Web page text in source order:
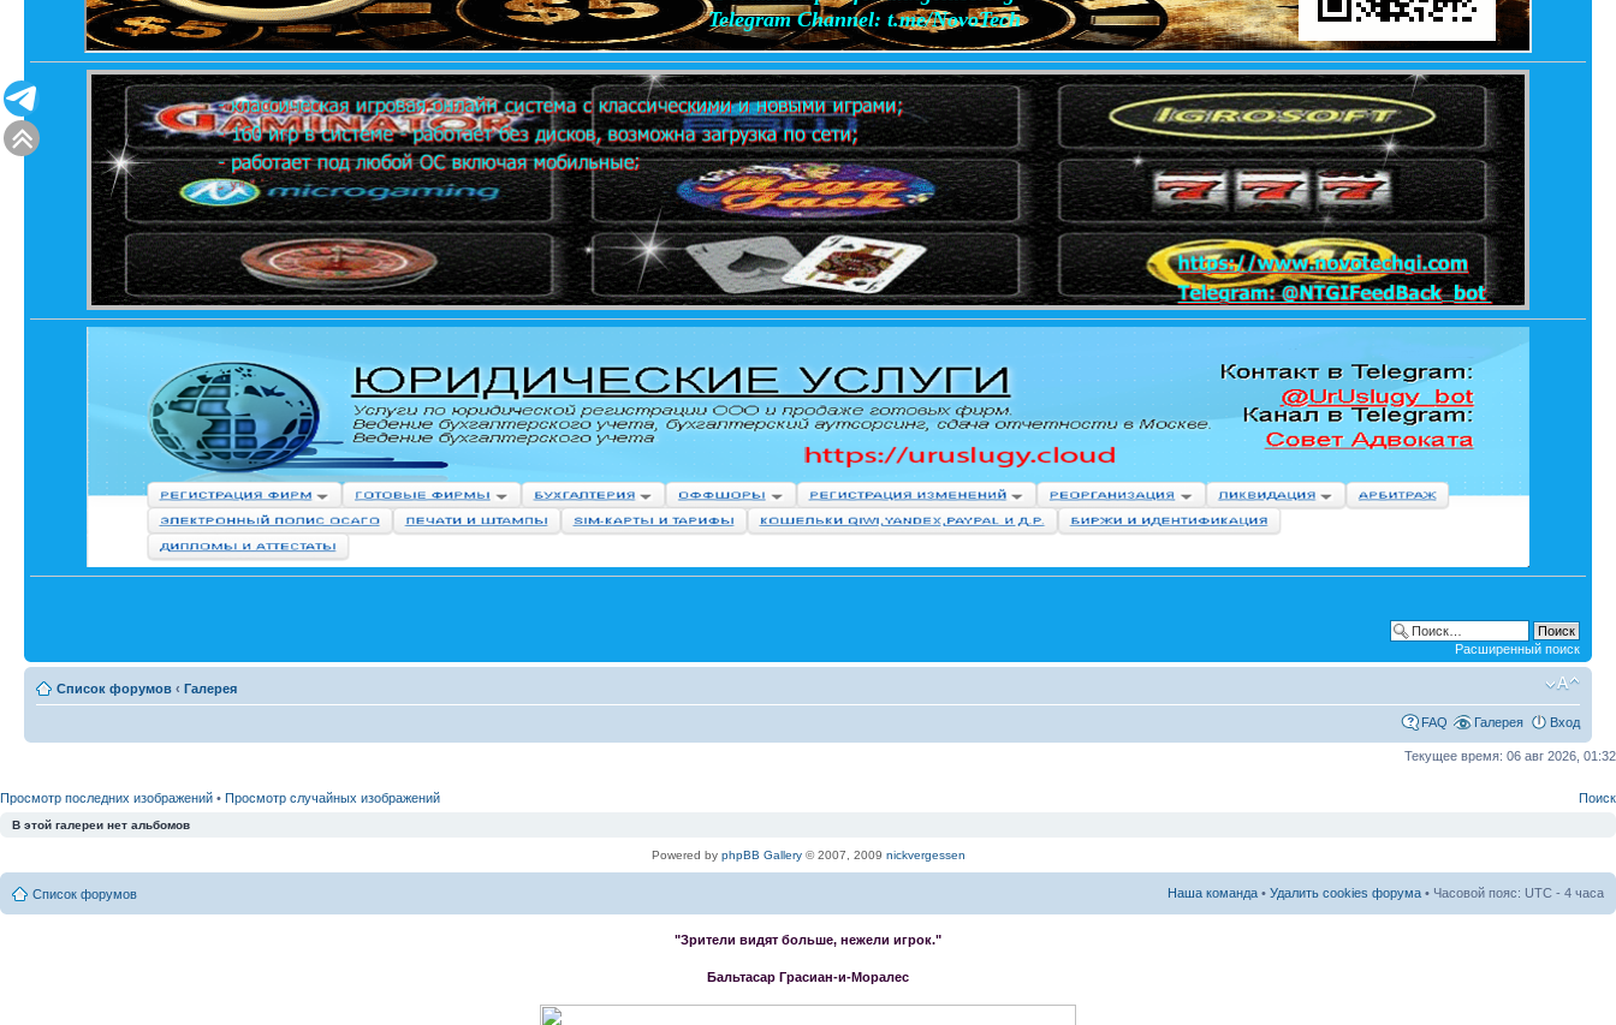
Расширенный поиск
Список форумов ‹ Галерея
FAQ Галерея Вход
Текущее время: 06 авг 2026, 01:32
Просмотр последних изображений • Просмотр случайных изображений Поиск
В этой галереи нет альбомов
Powered by phpBB Gallery© 2007, 2009 nickvergessen
Список форумов Наша команда • Удалить cookies форума • Часовой пояс: UTC - 4 часа
"Зрители видят больше, нежели игрок."
Бальтасар Грасиан-и-Моралес